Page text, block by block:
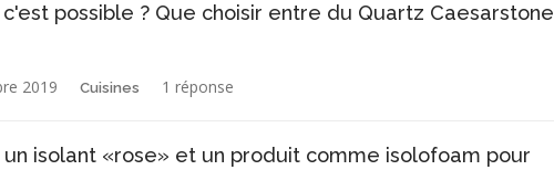
possible ? Que choisir entre du Quartz Caesarstone
2019 Cuisines 1 réponse
isolant «rose» et un produit comme isolofoam pour